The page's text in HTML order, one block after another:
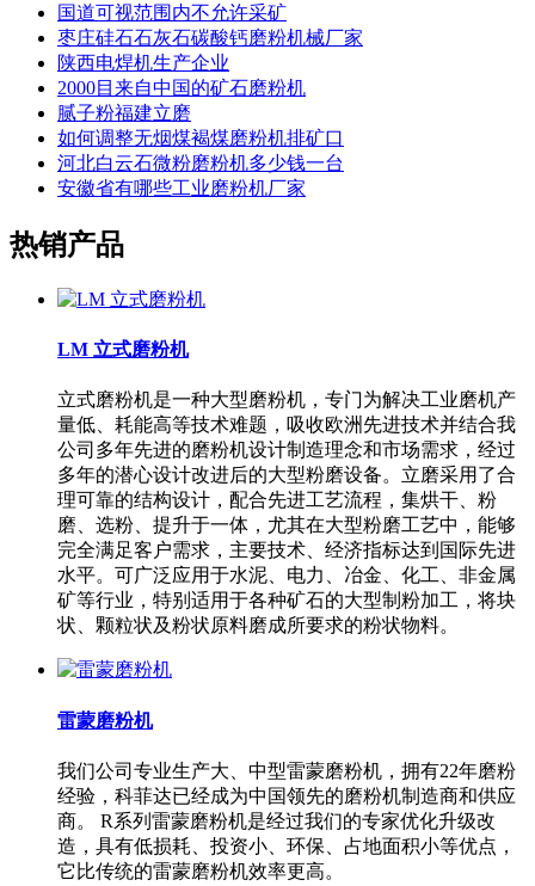
国道可视范围内不允许采矿
枣庄硅石石灰石碳酸钙磨粉机械厂家
陕西电焊机生产企业
2000目来自中国的矿石磨粉机
腻子粉福建立磨
如何调整无烟煤褐煤磨粉机排矿口
河北白云石微粉磨粉机多少钱一台
安徽省有哪些工业磨粉机厂家
热销产品
LM 立式磨粉机
立式磨粉机是一种大型磨粉机，专门为解决工业磨机产
量低、耗能高等技术难题，吸收欧洲先进技术并结合我
公司多年先进的磨粉机设计制造理念和市场需求，经过
多年的潜心设计改进后的大型粉磨设备。立磨采用了合
理可靠的结构设计，配合先进工艺流程，集烘干、粉
磨、选粉、提升于一体，尤其在大型粉磨工艺中，能够
完全满足客户需求，主要技术、经济指标达到国际先进
水平。可广泛应用于水泥、电力、冶金、化工、非金属
矿等行业，特别适用于各种矿石的大型制粉加工，将块
状、颗粒状及粉状原料磨成所要求的粉状物料。
雷蒙磨粉机
我们公司专业生产大、中型雷蒙磨粉机，拥有22年磨粉
经验，科菲达已经成为中国领先的磨粉机制造商和供应
商。 R系列雷蒙磨粉机是经过我们的专家优化升级改
造，具有低损耗、投资小、环保、占地面积小等优点，
它比传统的雷蒙磨粉机效率更高。